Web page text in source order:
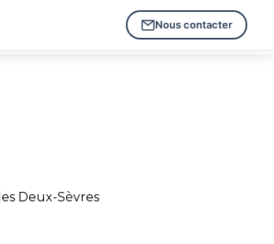
Nous contacter
Deux-Sèvres